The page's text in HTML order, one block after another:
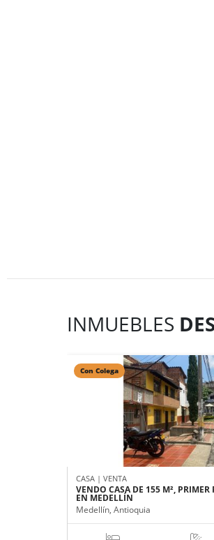
INMUEBLES
Con Colega
CASA | VENTA
VENDO CASA DE 155 M²,
EN MEDELLÍN
Medellín, Antioquia